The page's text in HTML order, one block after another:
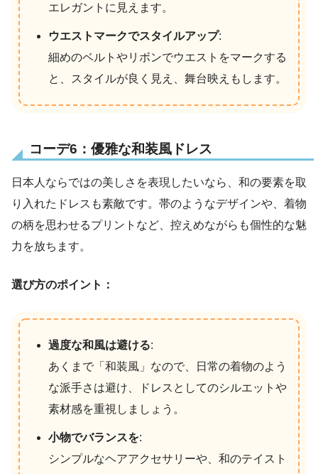
エレガントに見えます。
ウエストマークでスタイルアップ:
細めのベルトやリボンでウエストをマークする
と、スタイルが良く見え、舞台映えもします。
コーデ6：優雅な和装風ドレス
日本人ならではの美しさを表現したいなら、和の要素を取
り入れたドレスも素敵です。帯のようなデザインや、着物
の柄を思わせるプリントなど、控えめながらも個性的な魅
力を放ちます。
選び方のポイント：
過度な和風は避ける:
あくまで「和装風」なので、日常の着物のよう
な派手さは避け、ドレスとしてのシルエットや
素材感を重視しましょう。
小物でバランスを:
シンプルなヘアアクセサリーや、和のテイスト